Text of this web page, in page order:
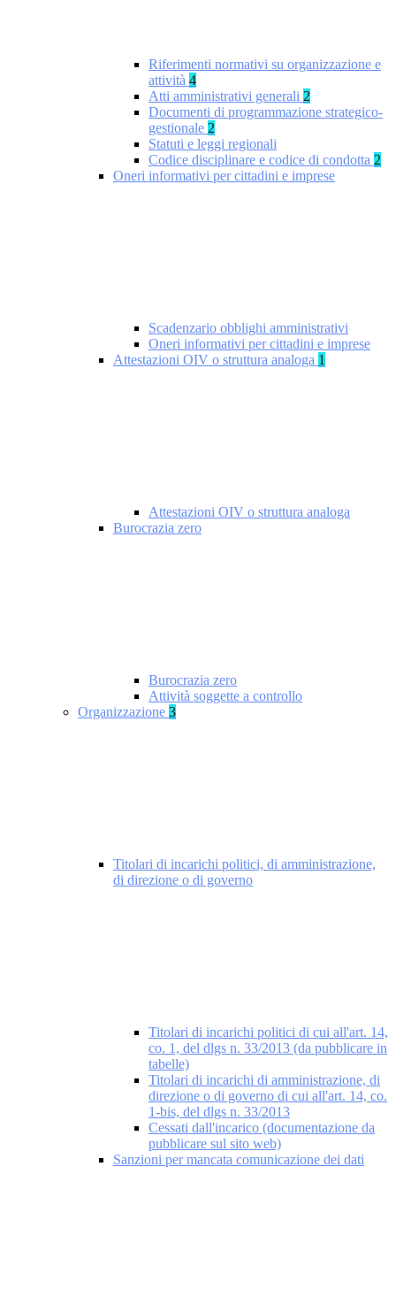
Riferimenti normativi su organizzazione e
attività 4
Atti amministrativi generali 2
Documenti di programmazione strategico-
gestionale 2
Statuti e leggi regionali
Codice disciplinare e codice di condotta 2
Oneri informativi per cittadini e imprese
Scadenzario obblighi amministrativi
Oneri informativi per cittadini e imprese
Attestazioni OIV o struttura analoga 1
Attestazioni OIV o struttura analoga
Burocrazia zero
Burocrazia zero
Attività soggette a controllo
Organizzazione 3
Titolari di incarichi politici, di amministrazione,
di direzione o di governo
Titolari di incarichi politici di cui all'art. 14,
co. 1, del dlgs n. 33/2013 (da pubblicare in
tabelle)
Titolari di incarichi di amministrazione, di
direzione o di governo di cui all'art. 14, co.
1-bis, del dlgs n. 33/2013
Cessati dall'incarico (documentazione da
pubblicare sul sito web)
Sanzioni per mancata comunicazione dei dati